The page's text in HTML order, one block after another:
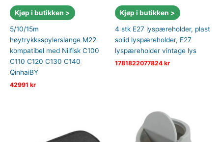
Kjøp i butikken >
5/10/15m
høytrykksspylerslange M22
kompatibel med Nilfisk C100
C110 C120 C130 C140
QinhaiBY
42991 kr
Kjøp i butikken >
4 stk E27 lyspæreholder, plast
solid lyspæreholder, E27
lyspæreholder vintage lys
1781822077824 kr